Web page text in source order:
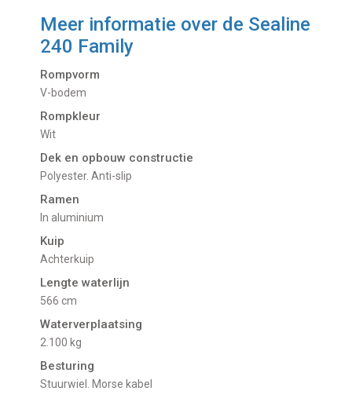
Meer informatie over de Sealine
240 Family
Rompvorm
V-bodem
Rompkleur
Wit
Dek en opbouw constructie
Polyester. Anti-slip
Ramen
In aluminium
Kuip
Achterkuip
Lengte waterlijn
566 cm
Waterverplaatsing
2.100 kg
Besturing
Stuurwiel. Morse kabel